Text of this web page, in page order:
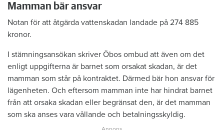
Mamman bär ansvar
Notan för att åtgärda vattenskadan landade på 274 885
kronor.
I stämningsansökan skriver Öbos ombud att även om det
enligt uppgifterna är barnet som orsakat skadan, är det
mamman som står på kontraktet. Därmed bär hon ansvar för
lägenheten. Och eftersom mamman inte har hindrat barnet
från att orsaka skadan eller begränsat den, är det mamman
som ska anses vara vållande och betalningsskyldig.